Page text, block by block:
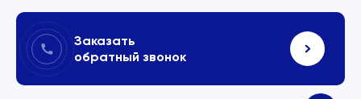
Заказать
обратный звонок